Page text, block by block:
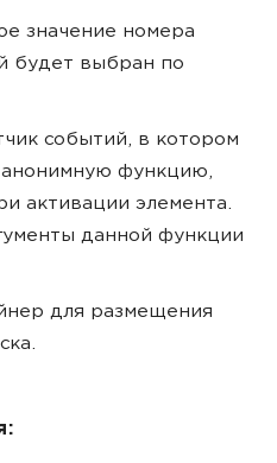
значение номера
будет выбран по
событий, в котором
функцию,
активации элемента.
данной функции
для размещения